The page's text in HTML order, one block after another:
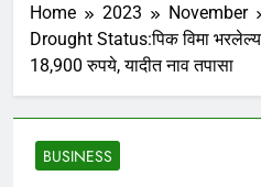
Home 2023 November
Drought Status:पिक विमा
18,900 रुपये, यादीत नाव तपासा
BUSINESS